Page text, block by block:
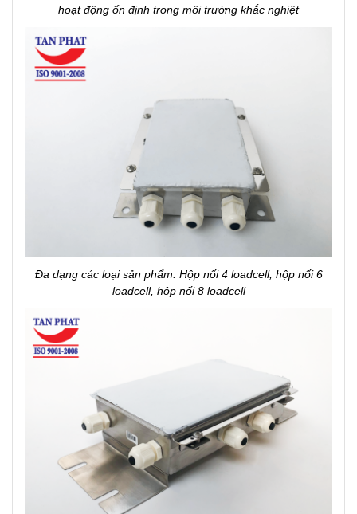
hoạt động ổn định trong môi trường khắc nghiệt
Đa dạng các loại sản phẩm: Hộp nối 4 loadcell, hộp nối 6
loadcell, hộp nối 8 loadcell